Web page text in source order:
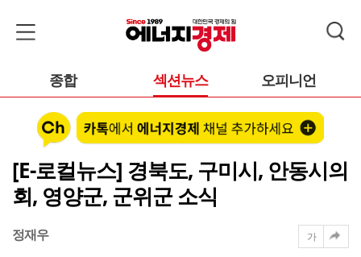
종합 섹션뉴스 오피니언
[E-로컬뉴스] 경북도, 구미시, 안동시의
회, 영양군, 군위군 소식
정재우
가